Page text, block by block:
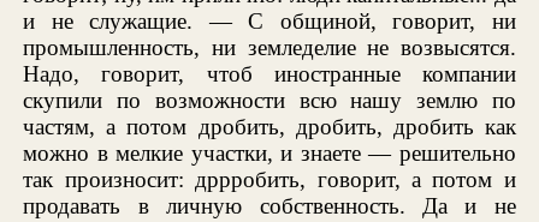
и не служащие. — С общиной, говорит, ни
промышленность, ни земледелие не возвысятся.
Надо, говорит, чтоб иностранные компании
скупили по возможности всю нашу землю по
частям, а потом дробить, дробить, дробить как
можно в мелкие участки, и знаете — решительно
так произносит: дррробить, говорит, а потом и
продавать в личную собственность. Да и не